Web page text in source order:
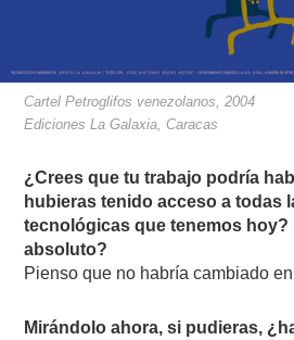
Cartel Petroglifos venezolanos, 2004
Ediciones La Galaxia, Caracas
¿Crees que tu trabajo podría
hubieras tenido acceso a todas
tecnológicas que tenemos hoy?
absoluto?
Pienso que no habría cambiado
Mirándolo ahora, si pudieras,